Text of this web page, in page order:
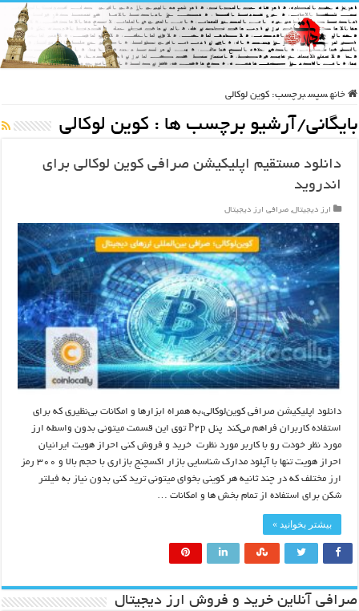
خانه سپس برچسب: کوین لوکالی
بایگانی/آرشیو برچسب ها : کوین لوکالی
دانلود مستقیم اپلیکیشن صرافی کوین لوکالی برای
اندروید
ارز دیجیتال, صرافی ارز دیجیتال
دانلود اپلیکیشن صرافی کوین‌لوکالی،به همراه ابزارها و امکانات بی‌نظیری که برای
استفاده کاربران فراهم می‌کند پنل P2p توی این قسمت میتونی بدون واسطه ارز
مورد نظر خودت رو با کاربر مورد نظرت خرید و فروش کنی احراز هویت ایرانیان
احراز هویت تنها با آپلود مدارک شناسایی بازار اکسچنج بازاری با حجم بالا و ۳۰۰ رمز
ارز مختلف که در چند ثانیه هر کوینی بخوای میتونی ترید کنی بدون نیاز به فیلتر
شکن برای استفاده از تمام بخش ها و امکانات …
بیشتر بخوانید »
صرافی آنلاین خرید و فروش ارز دیجیتال